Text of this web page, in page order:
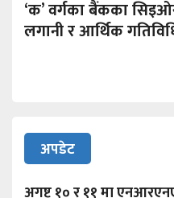
‘क’ वर्गका बैंकका
लगानी र आर्थिक
अपडेट
अगष्ट १० र ११ मा